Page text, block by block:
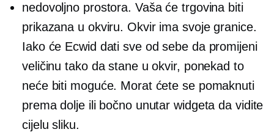
nedovoljno prostora. Vaša će trgovina biti
prikazana u okviru. Okvir ima svoje granice.
Iako će Ecwid dati sve od sebe da promijeni
veličinu tako da stane u okvir, ponekad to
neće biti moguće. Morat ćete se pomaknuti
prema dolje ili bočno unutar widgeta da vidite
cijelu sliku.